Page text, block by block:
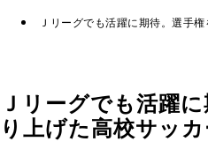
Ｊリーグでも活躍に期待。選手
Ｊリーグでも活躍
り上げた高校サッ